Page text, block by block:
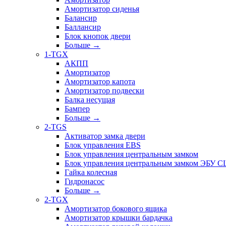
Амортизатор сиденья
Балансир
Баллансир
Блок кнопок двери
Больше →
1-TGX
АКПП
Амортизатор
Амортизатор капота
Амортизатор подвески
Балка несущая
Бампер
Больше →
2-TGS
Активатор замка двери
Блок управления EBS
Блок управления центральным замком
Блок управления центральным замком ЭБУ
Гайка колесная
Гидронасос
Больше →
2-TGX
Амортизатор бокового ящика
Амортизатор крышки бардачка